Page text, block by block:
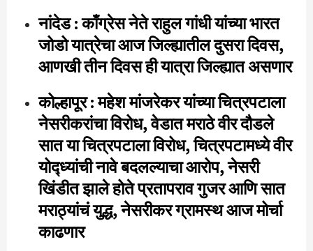
नांदेड : काँग्रेस नेते राहुल गांधी यांच्या भारत
जोडो यात्रेचा आज जिल्ह्यातील दुसरा दिवस,
आणखी तीन दिवस ही यात्रा जिल्ह्यात असणार
कोल्हापूर : महेश मांजरेकर यांच्या चित्रपटाला
नेसरीकरांचा विरोध, वेडात मराठे वीर दौडले
सात या चित्रपटाला विरोध, चित्रपटामध्ये वीर
योद्ध्यांची नावे बदलल्याचा आरोप, नेसरी
खिंडीत झाले होते प्रतापराव गुजर आणि सात
मराठ्यांचं युद्ध, नेसरीकर ग्रामस्थ आज मोर्चा
काढणार